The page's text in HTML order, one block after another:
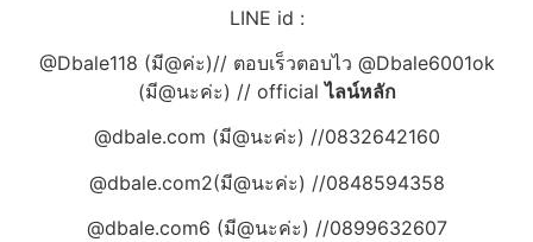
LINE id :
@Dbale118 (มี@ค่ะ)// ตอบเร็วตอบไว @Dbale6001ok
(มี@นะค่ะ) // officialไลน์หลัก
@dbale.com (มี@นะค่ะ) //0832642160
@dbale.com2(มี@นะค่ะ) //0848594358
@dbale.com6 (มี@นะค่ะ) //0899632607